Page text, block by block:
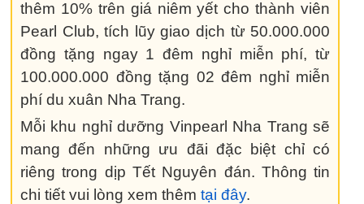
thêm 10% trên giá niêm yết cho thành viên
Pearl Club, tích lũy giao dịch từ 50.000.000
đồng tặng ngay 1 đêm nghỉ miễn phí, từ
100.000.000 đồng tặng 02 đêm nghỉ miễn
phí du xuân Nha Trang.
Mỗi khu nghỉ dưỡng Vinpearl Nha Trang sẽ
mang đến những ưu đãi đặc biệt chỉ có
riêng trong dịp Tết Nguyên đán. Thông tin
chi tiết vui lòng xem thêm tại đây.